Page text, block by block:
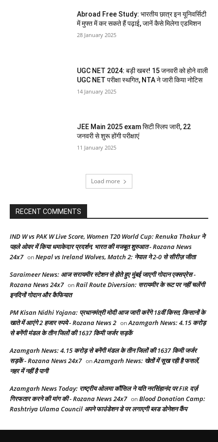
Abroad Free Study: भारतीय छात्र इन यूनिवर्सिटी
में मुफ्त में कर सकते हैं पढ़ाई, जानें कैसे मिलेगा एडमिशन
28 January 2025
UGC NET 2024: बड़ी खबर! 15 जनवरी को होने वाली
UGC NET परीक्षा स्थगित, NTA ने जारी किया नोटिस
14 January 2025
JEE Main 2025 exam सिटी स्लिप जारी, 22
जनवरी से शुरू होंगी परीक्षाएं
11 January 2025
Load more
RECENT COMMENTS
IND W vs PAK W Live Score, Women T20 World Cup: Renuka Thakur ने
पहले ओवर में किया धमाकेदार प्रदर्शन, भारत की मजबूत शुरुआत - Rozana News
24x7 onNepal vs Ireland Wolves, Match 2: नेपाल ने 2-0 से सीरीज़ जीता
Saraimeer News: आज सरायमीर स्टेशन से होते हुए मुंबई जाएगी गोदान एक्सप्रेस -
Rozana News 24x7 onRail Route Diversion: सरायमीर के रूट पर नहीं चलेंगी
इनदिनों गोदान और कैफियात
PM Kisan Nidhi Yojana: प्रधानमंत्री मोदी आज जारी करेंगे 18वीं किस्त, किसानों के
खाते में आएंगे 2 हजार रुपये - Rozana News 2 onAzamgarh News: 4.15 करोड़
से बनेंगी मंडल के तीन जिलों की 1637 किमी जर्जर सड़कें
Azamgarh News: 4.15 करोड़ से बनेंगी मंडल के तीन जिलों की 1637 किमी जर्जर
सड़कें - Rozana News 24x7 onAzamgarh News: खेतों में सूख रही है फसलें,
नहर में नहीं है पानी
Azamgarh News Today: राष्ट्रीय ओलमा कौंसिल ने यति नरसिंहानंद पर FIR दर्ज़
गिरफतार करने की मांग की - Rozana News 24x7 onBlood Donation Camp:
Rashtriya Ulama Council अपने फाउंडेशन डे पर लगाएगी ब्लड डोनेशन कैंप